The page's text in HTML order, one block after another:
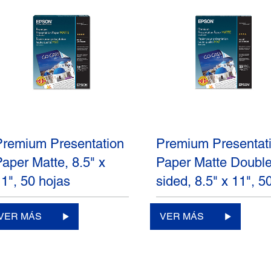
Presentation
Matte, 8.5" x
50 hojas
MÁS
Premium
Paper Matte
sided, 8.5" x 11",
VER MÁS